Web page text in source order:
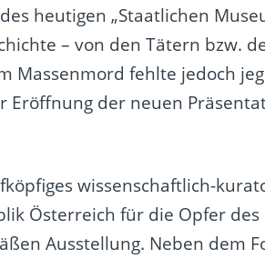
heutigen „Staatlichen
– von den Tätern bzw.
Massenmord fehlte jedoch
Eröffnung der neuen
wissenschaftlich-
Österreich für die Opfer
Ausstellung. Neben dem